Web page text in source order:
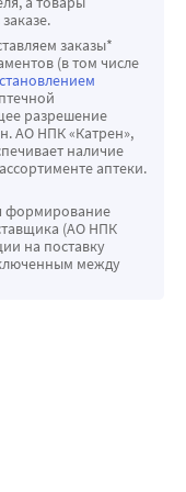
обратимый
изменения
густоты и
Изменения
прекращения
на
заказы*
(в том числе
разрешение
АО НПК «Катрен»,
наличие
аптеки.
формирование
(АО НПК
на поставку
между